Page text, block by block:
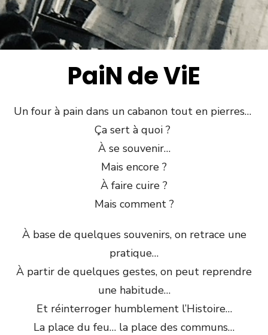
PaiN de ViE
Un four à pain dans un cabanon tout en pierres…
Ça sert à quoi ?
À se souvenir…
Mais encore ?
À faire cuire ?
Mais comment ?
À base de quelques souvenirs, on retrace une
pratique…
À partir de quelques gestes, on peut reprendre
une habitude…
Et réinterroger humblement l’Histoire…
La place du feu… la place des communs…